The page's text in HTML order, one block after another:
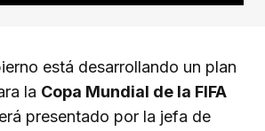
está desarrollando un plan
la Copa Mundial de la FIFA
presentado por la jefa de